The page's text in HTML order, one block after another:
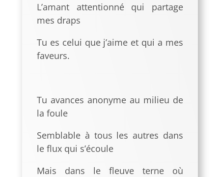
L’amant attentionné qui partage
mes draps
Tu es celui que j’aime et qui a mes
faveurs.
Tu avances anonyme au milieu de
la foule
Semblable à tous les autres dans
le flux qui s’écoule
Mais dans le fleuve terne où